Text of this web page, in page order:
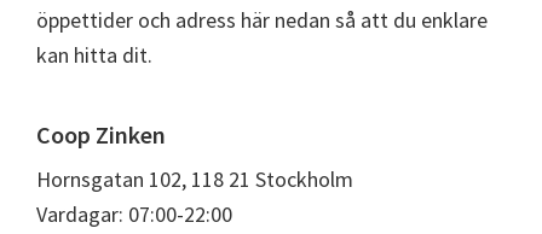
öppettider och adress här nedan så att du enklare
kan hitta dit.
Coop Zinken
Hornsgatan 102, 118 21 Stockholm
Vardagar: 07:00-22:00